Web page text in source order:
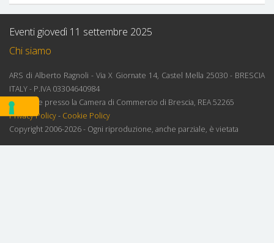
Eventi giovedì 11 settembre 2025
Chi siamo
ARS di Alberto Ragnoli - Via X Giornate 14, Castel Mella 25030 - BRESCIA
ITALY - P.IVA 03304640984
Iscrizione presso la Camera di Commercio di Brescia, REA 52265
Privacy Policy- Cookie Policy
Copyright 2006-2026 - Ogni riproduzione, anche parziale, è vietata